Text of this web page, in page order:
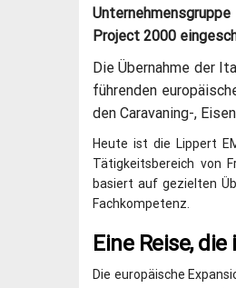
Project 2000
Die Übernahme der
führenden
den Caravaning-,
Heute ist die Lippert
Tätigkeitsbereich von
basiert auf gezielten
Fachkompetenz.
Eine Reise,
Die europäische